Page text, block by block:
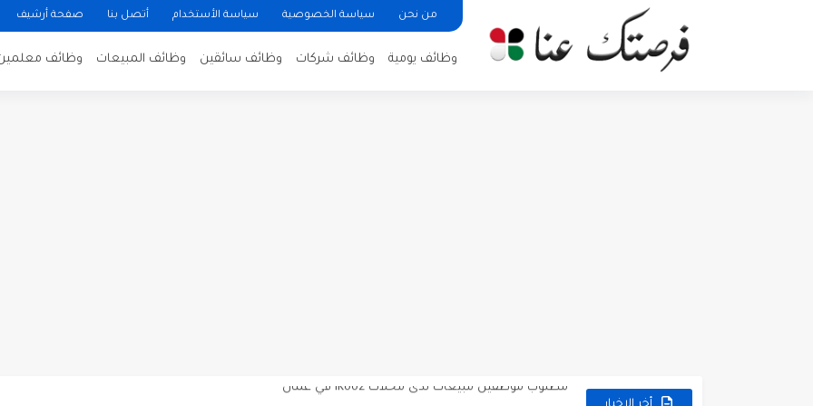
من نحن سياسة الخصوصية سياسة الأستخدام أتصل بنا صفحة أرشيف
وظائف يومية وظائف شركات وظائف سائقين وظائف المبيعات وظائف